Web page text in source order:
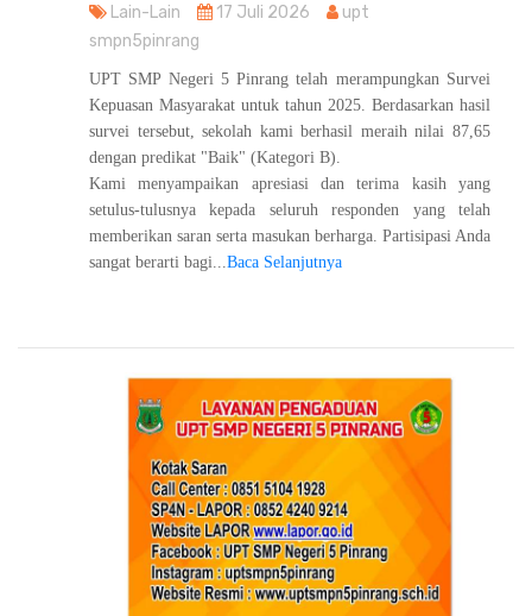
Lain-Lain 17 Juli 2026
upt
smpn5pinrang
UPT SMP Negeri 5 Pinrang telah merampungkan Survei
Kepuasan Masyarakat untuk tahun 2025. Berdasarkan hasil
survei tersebut, sekolah kami berhasil meraih nilai 87,65
dengan predikat "Baik" (Kategori B).
Kami menyampaikan apresiasi dan terima kasih yang
setulus-tulusnya kepada seluruh responden yang telah
memberikan saran serta masukan berharga. Partisipasi Anda
sangat berarti bagi... Baca Selanjutnya